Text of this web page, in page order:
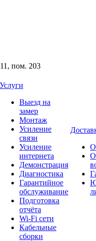
пом. 203
Услуги
Выезд на
замер
Монтаж
Усиление
связи
Усиление
интернета
Демонстрация
Диагностика
Гарантийное
обслуживание
Подготовка
отчёта
Wi-Fi сети
Кабельные
сборки